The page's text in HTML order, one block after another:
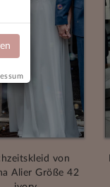
von
Alier Größe 42